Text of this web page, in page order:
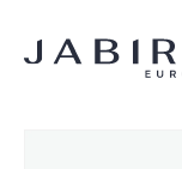
Accueil Non